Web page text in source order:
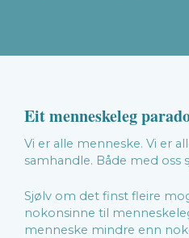
Eit menneskeleg
Vi er alle menneske. Vi er
samhandle. Både med oss
Sjølv om det finst fleire
nokonsinne til
menneske mindre enn